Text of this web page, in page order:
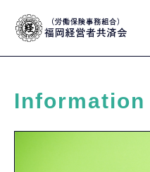
Information